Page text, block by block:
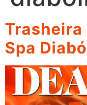
Trasheira
Spa